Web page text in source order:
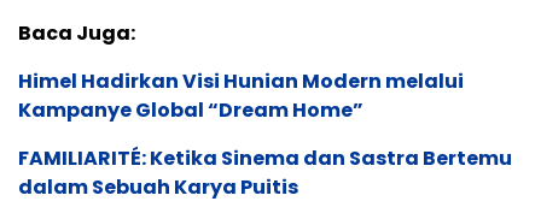
Baca Juga:
Himel Hadirkan Visi Hunian Modern melalui
Kampanye Global “Dream Home”
FAMILIARITÉ: Ketika Sinema dan Sastra Bertemu
dalam Sebuah Karya Puitis